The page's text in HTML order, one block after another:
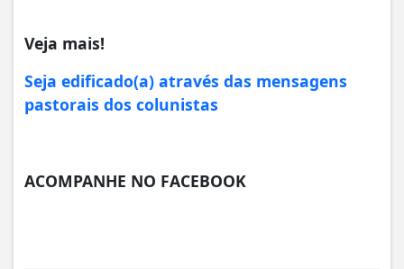
Veja mais!
Seja edificado(a) através das mensagens
pastorais dos colunistas
ACOMPANHE NO FACEBOOK